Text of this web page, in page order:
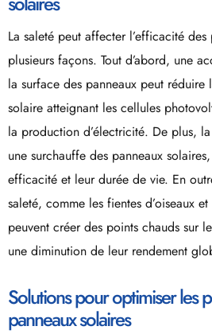
La saleté peut affecter l’efficacité
plusieurs façons. Tout d’abord, une
la surface des panneaux peut
solaire atteignant les cellules
la production d’électricité. De plus,
une surchauffe des panneaux
efficacité et leur durée de vie. En
saleté, comme les fientes d’oiseaux
peuvent créer des points chauds sur
une diminution de leur rendement
Solutions pour optimiser les
panneaux solaires